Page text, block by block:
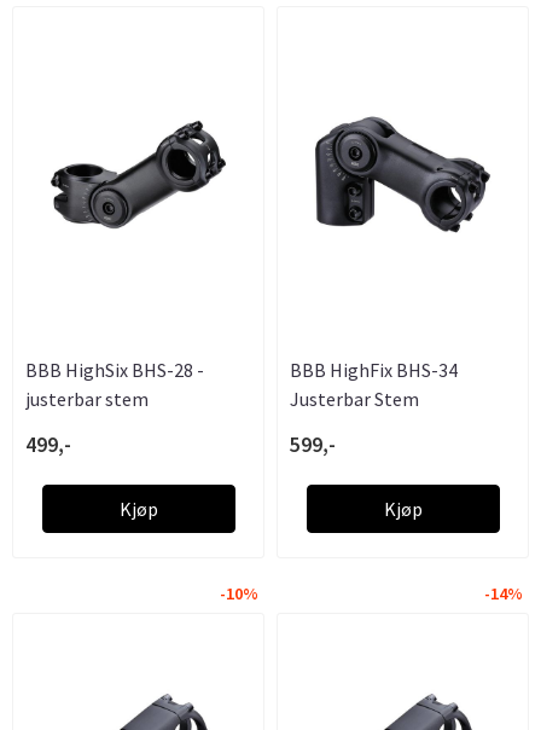
BBB HighSix BHS-28 -
justerbar stem
499,-
Kjøp
BBB HighFix BHS-34
Justerbar Stem
599,-
Kjøp
-10% -14%